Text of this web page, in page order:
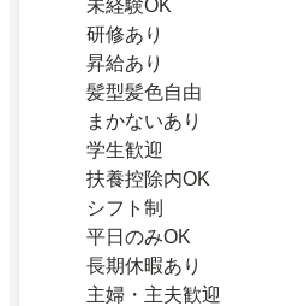
未経験OK
研修あり
昇給あり
髪型髪色自由
まかないあり
学生歓迎
扶養控除内OK
シフト制
平日のみOK
長期休暇あり
主婦・主夫歓迎